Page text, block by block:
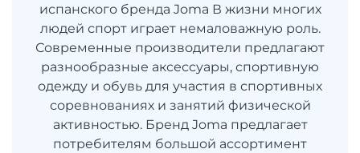
испанского бренда Joma В жизни многих
людей спорт играет немаловажную роль.
Современные производители предлагают
разнообразные аксессуары, спортивную
одежду и обувь для участия в спортивных
соревнованиях и занятий физической
активностью. Бренд Joma предлагает
потребителям большой ассортимент